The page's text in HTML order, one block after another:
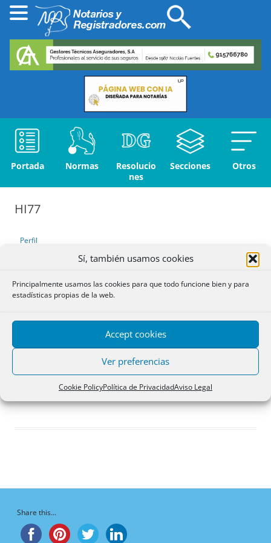
Sí, también usamos cookies
Principalmente usamos las cookies para que todo funcione bien y para
estadísticas propias de la web.
Accept cookies
Ver preferencias
Cookie PolicyPolítica de PrivacidadAviso Legal
Portada Normas
Resolucio
nes
Secciones Otros
HI77
Perfil
Debates iniciados
Respuestas creadas
Participaciones
Favoritos
Debates favoritos del
foro
¡Vaya, no hay debates aquí!
Share this...